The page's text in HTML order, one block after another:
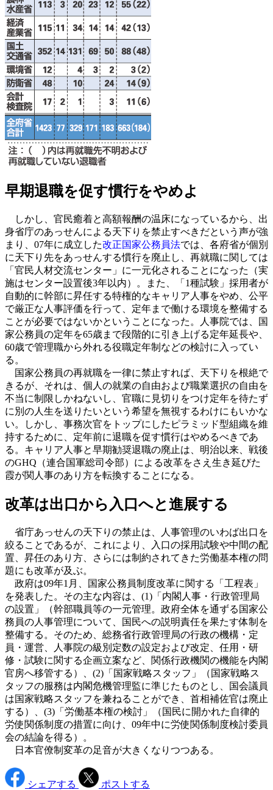
早期退職を促す慣行をやめよ
しかし、官民癒着と高額報酬の温床になっているから、出
身省庁のあっせんによる天下りを禁止すべきだという声が強
まり、07年に成立した改正国家公務員法では、各府省が個別
に天下り先をあっせんする慣行を廃止し、再就職に関しては
「官民人材交流センター」に一元化されることになった（実
施はセンター設置後3年以内）。また、「1種試験」採用者が
自動的に幹部に昇任する特権的なキャリア人事をやめ、公平
で厳正な人事評価を行って、定年まで働ける環境を整備する
ことが必要ではないかということになった。人事院では、国
家公務員の定年を65歳まで段階的に引き上げる定年延長や、
60歳で管理職から外れる役職定年制などの検討に入ってい
る。
国家公務員の再就職を一律に禁止すれば、天下りを根絶で
きるが、それは、個人の就業の自由および職業選択の自由を
不当に制限しかねないし、官職に見切りをつけ定年を待たず
に別の人生を送りたいという希望を無視するわけにもいかな
い。しかし、事務次官をトップにしたピラミッド型組織を維
持するために、定年前に退職を促す慣行はやめるべきであ
る。キャリア人事と早期勧奨退職の廃止は、明治以来、戦後
のGHQ（連合国軍総司令部）による改革をさえ生き延びた
霞が関人事のあり方を転換することになる。
改革は出口から入口へと進展する
省庁あっせんの天下りの禁止は、人事管理のいわば出口を
絞ることであるが、これにより、入口の採用試験や中間の配
置、昇任のあり方、さらには制約されてきた労働基本権の問
題にも改革が及ぶ。
政府は09年1月、国家公務員制度改革に関する「工程表」
を発表した。その主な内容は、(1)「内閣人事・行政管理局
の設置」（幹部職員等の一元管理。政府全体を通ずる国家公
務員の人事管理について、国民への説明責任を果たす体制を
整備する。そのため、総務省行政管理局の行政の機構・定
員・運営、人事院の級別定数の設定および改定、任用・研
修・試験に関する企画立案など、関係行政機関の機能を内閣
官房へ移管する）、(2)「国家戦略スタッフ」（国家戦略ス
タッフの服務は内閣危機管理監に準じたものとし、国会議員
は国家戦略スタッフを兼ねることができ、首相補佐官は廃止
する）、(3)「労働基本権の検討」（国民に開かれた自律的
労使関係制度の措置に向け、09年中に労使関係制度検討委員
会の結論を得る）。
日本官僚制変革の足音が大きくなりつつある。
シェアする ポストする